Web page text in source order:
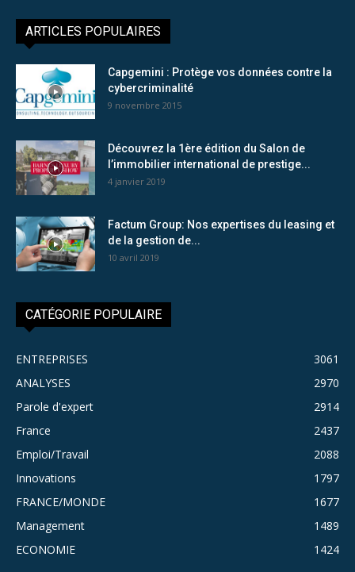
ARTICLES POPULAIRES
Capgemini : Protège vos données contre la
cybercriminalité
9 novembre 2015
Découvrez la 1ère édition du Salon de
l’immobilier international de prestige...
4 janvier 2019
Factum Group: Nos expertises du leasing et
de la gestion de...
10 avril 2019
CATÉGORIE POPULAIRE
ENTREPRISES
3061
ANALYSES
2970
Parole d'expert
2914
France
2437
Emploi/Travail
2088
Innovations
1797
FRANCE/MONDE
1677
Management
1489
ECONOMIE
1424